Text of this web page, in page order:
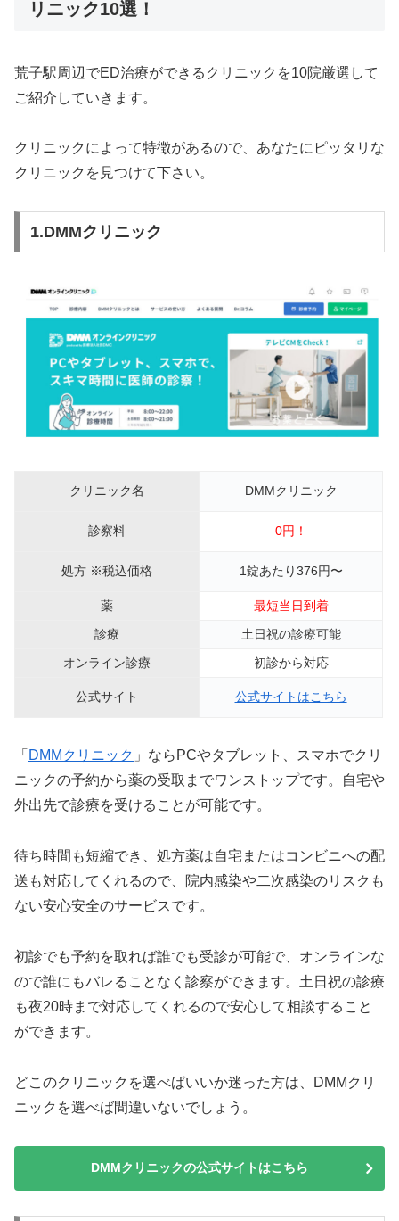
リニック10選！
荒子駅周辺でED治療ができるクリニックを10院厳選して
ご紹介していきます。
クリニックによって特徴があるので、あなたにピッタリな
クリニックを見つけて下さい。
1.DMMクリニック
クリニック名 DMMクリニック
診察料 0円！
処方 ※税込価格 1錠あたり376円〜
薬
最短当日到着
診療
土日祝の診療可能
オンライン診療
初診から対応
公式サイト 公式サイトはこちら
「 DMMクリニック 」ならPCやタブレット、スマホでクリ
ニックの予約から薬の受取までワンストップです。自宅や
外出先で診療を受けることが可能です。
待ち時間も短縮でき、処方薬は自宅またはコンビニへの配
送も対応してくれるので、院内感染や二次感染のリスクも
ない安心安全のサービスです。
初診でも予約を取れば誰でも受診が可能で、オンラインな
ので誰にもバレることなく診察ができます。土日祝の診療
も夜20時まで対応してくれるので安心して相談すること
ができます。
どこのクリニックを選べばいいか迷った方は、DMMクリ
ニックを選べば間違いないでしょう。
DMMクリニックの公式サイトはこちら